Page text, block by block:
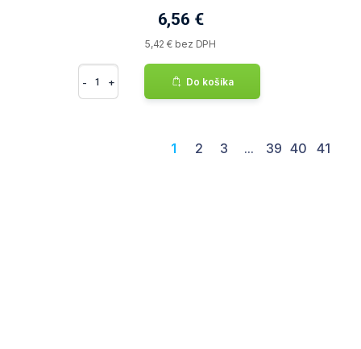
6,56 €
5,42 € bez DPH
- + Do košíka
1 2 3 ... 39 40 41